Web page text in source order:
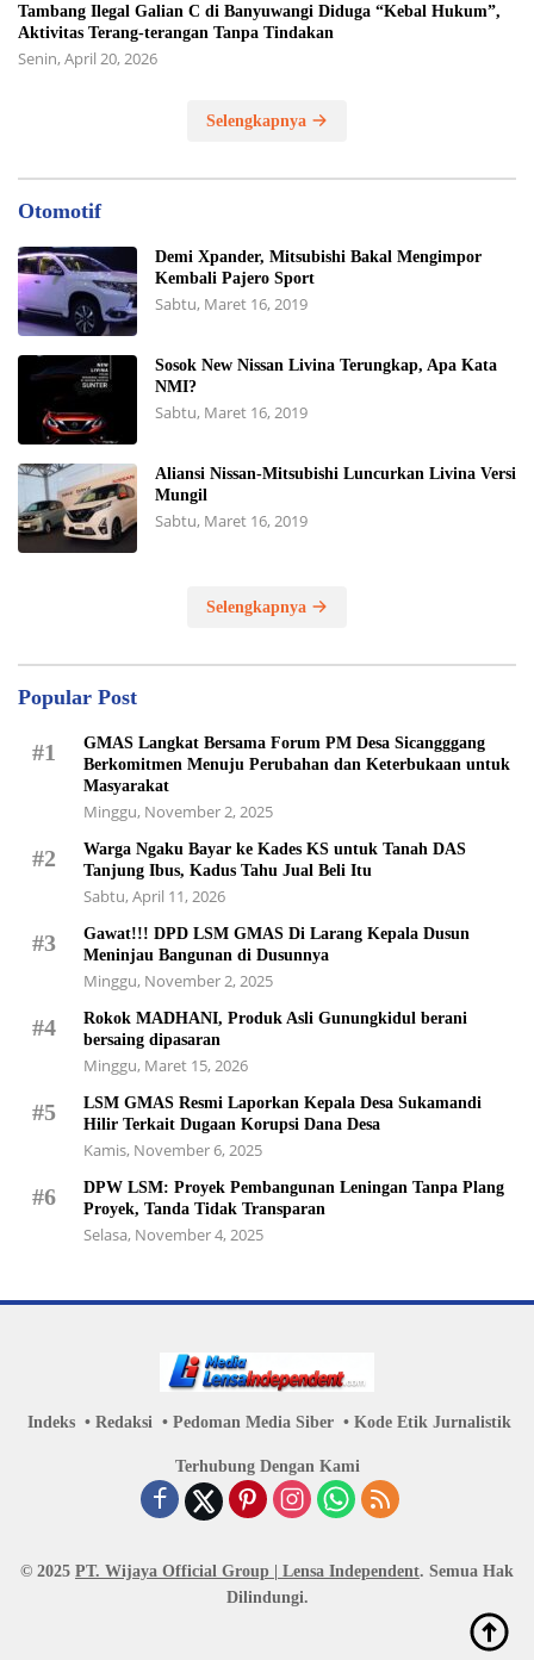
Tambang Ilegal Galian C di Banyuwangi Diduga “Kebal Hukum”,
Aktivitas Terang-terangan Tanpa Tindakan
Senin, April 20, 2026
Selengkapnya
Otomotif
Demi Xpander, Mitsubishi Bakal Mengimpor
Kembali Pajero Sport
Sabtu, Maret 16, 2019
Sosok New Nissan Livina Terungkap, Apa Kata
NMI?
Sabtu, Maret 16, 2019
Aliansi Nissan-Mitsubishi Luncurkan Livina Versi
Mungil
Sabtu, Maret 16, 2019
Selengkapnya
Popular Post
#1
GMAS Langkat Bersama Forum PM Desa Sicangggang
Berkomitmen Menuju Perubahan dan Keterbukaan untuk
Masyarakat
Minggu, November 2, 2025
#2
Warga Ngaku Bayar ke Kades KS untuk Tanah DAS
Tanjung Ibus, Kadus Tahu Jual Beli Itu
Sabtu, April 11, 2026
#3
Gawat!!! DPD LSM GMAS Di Larang Kepala Dusun
Meninjau Bangunan di Dusunnya
Minggu, November 2, 2025
#4
Rokok MADHANI, Produk Asli Gunungkidul berani
bersaing dipasaran
Minggu, Maret 15, 2026
#5
LSM GMAS Resmi Laporkan Kepala Desa Sukamandi
Hilir Terkait Dugaan Korupsi Dana Desa
Kamis, November 6, 2025
#6
DPW LSM: Proyek Pembangunan Leningan Tanpa Plang
Proyek, Tanda Tidak Transparan
Selasa, November 4, 2025
Indeks Redaksi Pedoman Media Siber Kode Etik Jurnalistik
Terhubung Dengan Kami
© 2025 PT. Wijaya Official Group | Lensa Independent. Semua Hak
Dilindungi.